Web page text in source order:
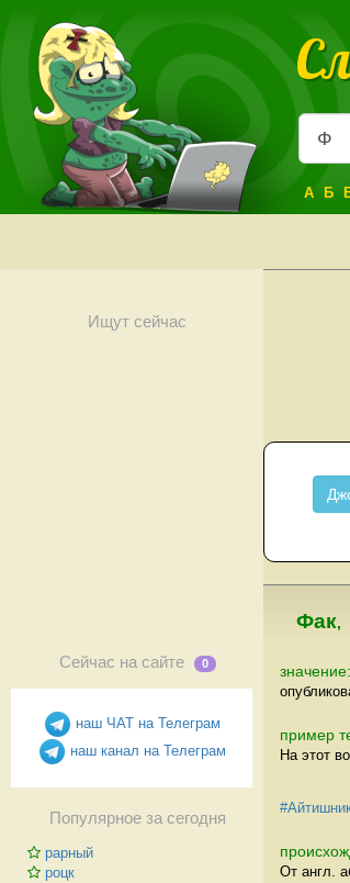
А Б
Ищут сейчас
Сейчас на сайте 0
наш ЧАТ на Телеграм
наш канал на Телеграм
Популярное за сегодня
рарный
роцк
Фак,
значение:
пример
На этот
От англ.